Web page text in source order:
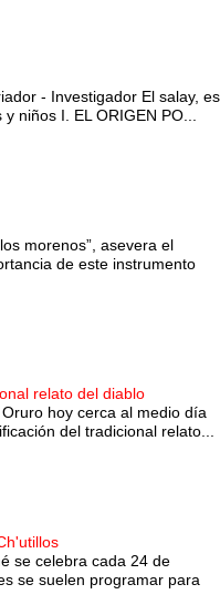
- Investigador El salay, es
niños I. EL ORIGEN PO...
morenos”, asevera el
de este instrumento
relato del diablo
hoy cerca al medio día
del tradicional relato...
se celebra cada 24 de
se suelen programar para